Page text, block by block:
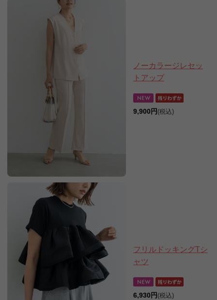
ノーカラージレセッ
トアップ
9,900円 (税込)
フリルドッキングTシ
ャツ
6,930円 (税込)